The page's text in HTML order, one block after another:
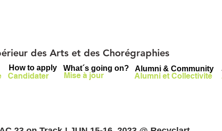
des Arts et des Chorégraphies
How to apply
Candidater
What´s going on?
Mise à jour
Alumni & Community
Alumni et Collectivité